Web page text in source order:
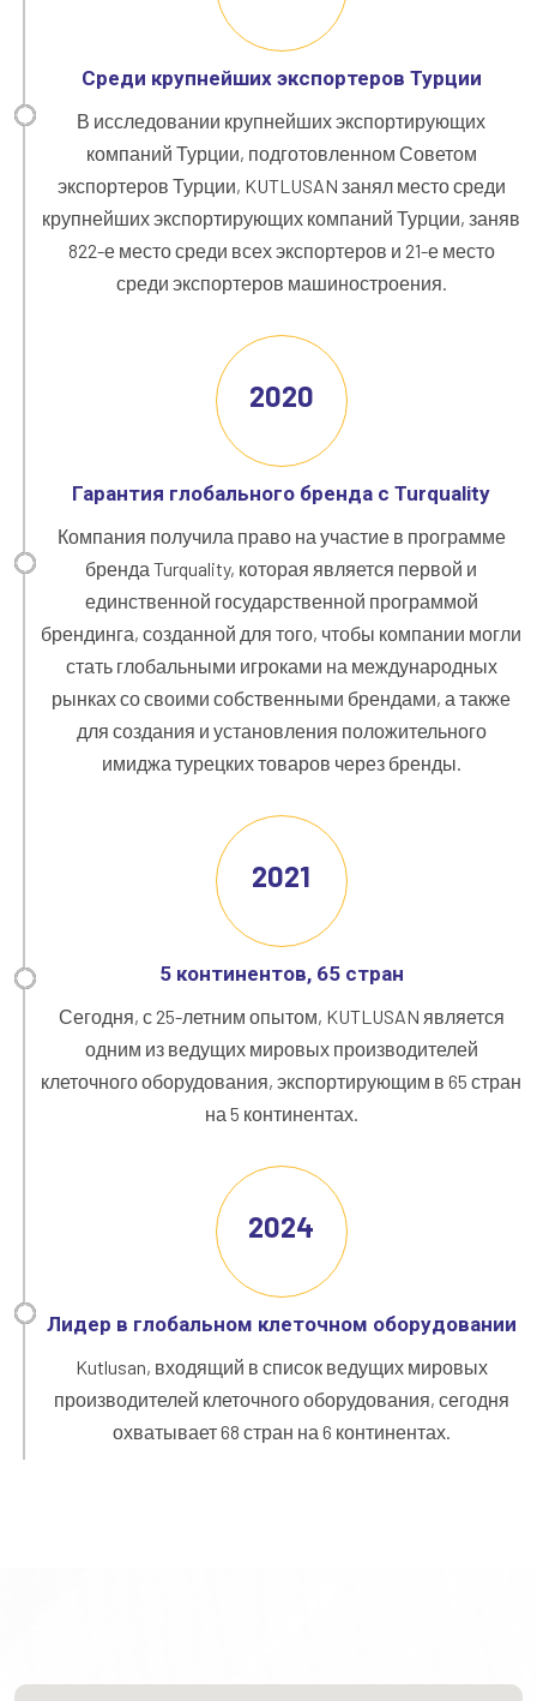
Среди крупнейших экспортеров Турции
В исследовании крупнейших экспортирующих
компаний Турции, подготовленном Советом
экспортеров Турции, KUTLUSAN занял место среди
крупнейших экспортирующих компаний Турции, заняв
822-е место среди всех экспортеров и 21-е место
среди экспортеров машиностроения.
2020
Гарантия глобального бренда с Turquality
Компания получила право на участие в программе
бренда Turquality, которая является первой и
единственной государственной программой
брендинга, созданной для того, чтобы компании могли
стать глобальными игроками на международных
рынках со своими собственными брендами, а также
для создания и установления положительного
имиджа турецких товаров через бренды.
2021
5 континентов, 65 стран
Сегодня, с 25-летним опытом, KUTLUSAN является
одним из ведущих мировых производителей
клеточного оборудования, экспортирующим в 65 стран
на 5 континентах.
2024
Лидер в глобальном клеточном оборудовании
Kutlusan, входящий в список ведущих мировых
производителей клеточного оборудования, сегодня
охватывает 68 стран на 6 континентах.